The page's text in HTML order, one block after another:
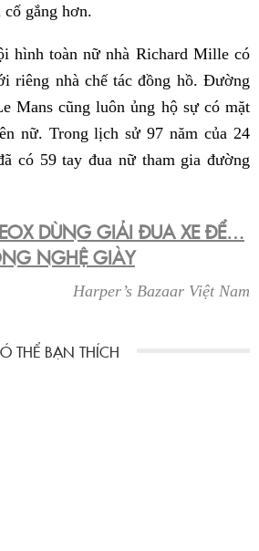
cố gắng hơn.
hình toàn nữ nhà Richard Mille có
riêng nhà chế tác đồng hồ. Đường
Mans cũng luôn ủng hộ sự có mặt
nữ. Trong lịch sử 97 năm của 24
có 59 tay đua nữ tham gia đường
DÙNG GIẢI ĐUA XE ĐỂ…
NGHỆ GIÀY
Harper’s Bazaar Việt Nam